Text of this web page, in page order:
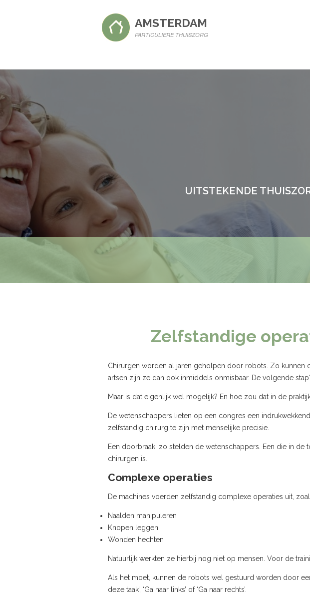
AMSTERDAM
PARTICULIERE THUISZORG
UITSTEKENDE
Zelfstandige
Chirurgen worden al jaren geholpen door robots. Zo kunnen
artsen zijn ze dan ook inmiddels onmisbaar. De volgende
Maar is dat eigenlijk wel mogelijk? En hoe zou dat in de
De wetenschappers lieten op een congres een
zelfstandig chirurg te zijn met menselijke precisie.
Een doorbraak, zo stelden de wetenschappers. Een die in
chirurgen is.
Complexe operaties
De machines voerden zelfstandig complexe operaties uit,
Naalden manipuleren
Knopen leggen
Wonden hechten
Natuurlijk werkten ze hierbij nog niet op mensen. Voor de
Als het moet, kunnen de robots wel gestuurd worden door
deze taak’, ‘Ga naar links’ of ‘Ga naar rechts’.